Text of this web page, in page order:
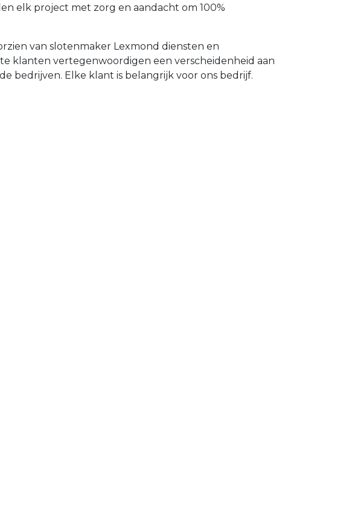
elk project met zorg en aandacht om 100%
van slotenmaker Lexmond diensten en
klanten vertegenwoordigen een verscheidenheid aan
bedrijven. Elke klant is belangrijk voor ons bedrijf.